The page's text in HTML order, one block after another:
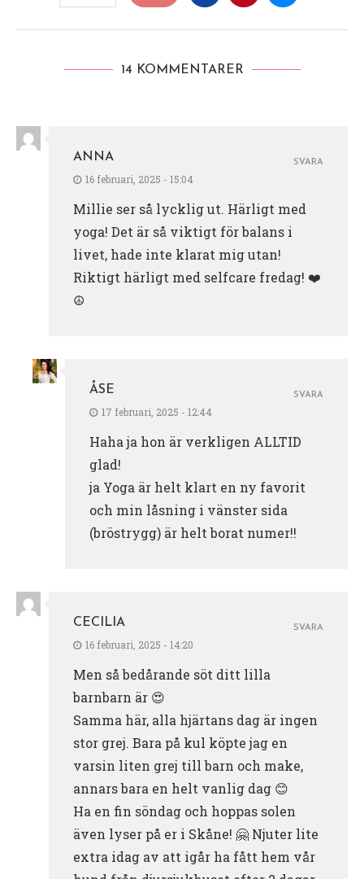
14 KOMMENTARER
ANNA
16 februari, 2025 - 15:04
Millie ser så lycklig ut. Härligt med
yoga! Det är så viktigt för balans i
livet, hade inte klarat mig utan!
Riktigt härligt med selfcare fredag! ❤️
☮️
SVARA
ÅSE
17 februari, 2025 - 12:44
Haha ja hon är verkligen ALLTID
glad!
ja Yoga är helt klart en ny favorit
och min låsning i vänster sida
(bröstrygg) är helt borat numer!!
SVARA
CECILIA
16 februari, 2025 - 14:20
Men så bedårande söt ditt lilla
barnbarn är 😍
Samma här, alla hjärtans dag är ingen
stor grej. Bara på kul köpte jag en
varsin liten grej till barn och make,
annars bara en helt vanlig dag 😊
Ha en fin söndag och hoppas solen
även lyser på er i Skåne! 🤗 Njuter lite
extra idag av att igår ha fått hem vår
SVARA